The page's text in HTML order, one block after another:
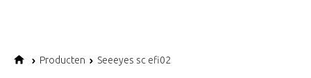
Producten Seeeyes sc efi02